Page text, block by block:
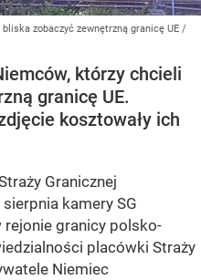
zobaczyć zewnętrzną granicę UE /
którzy chcieli
granicę UE.
kosztowały ich
Granicznej
kamery SG
granicy polsko-
placówki Straży
Niemiec